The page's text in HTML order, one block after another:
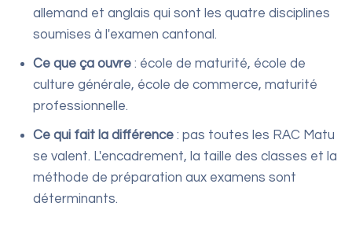
allemand et anglais qui sont les quatre disciplines
soumises à l'examen cantonal.
Ce que ça ouvre : école de maturité, école de
culture générale, école de commerce, maturité
professionnelle.
Ce qui fait la différence : pas toutes les RAC Matu
se valent. L'encadrement, la taille des classes et la
méthode de préparation aux examens sont
déterminants.